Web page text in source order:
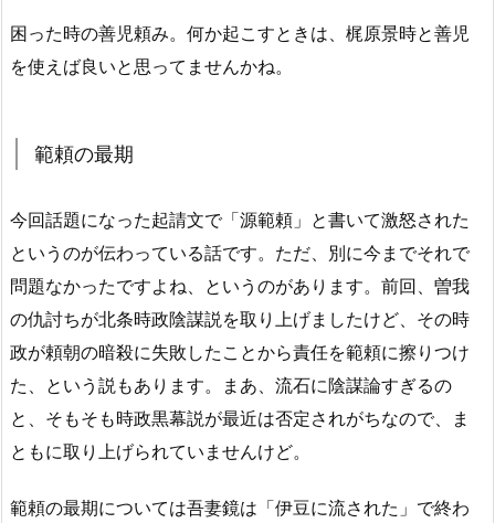
困った時の善児頼み。何か起こすときは、梶原景時と善児
を使えば良いと思ってませんかね。
範頼の最期
今回話題になった起請文で「源範頼」と書いて激怒された
というのが伝わっている話です。ただ、別に今までそれで
問題なかったですよね、というのがあります。前回、曽我
の仇討ちが北条時政陰謀説を取り上げましたけど、その時
政が頼朝の暗殺に失敗したことから責任を範頼に擦りつけ
た、という説もあります。まあ、流石に陰謀論すぎるの
と、そもそも時政黒幕説が最近は否定されがちなので、ま
ともに取り上げられていませんけど。
範頼の最期については吾妻鏡は「伊豆に流された」で終わ